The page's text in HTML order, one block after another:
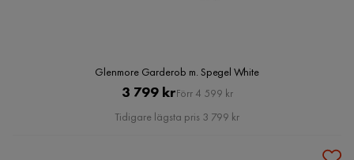
Glenmore Garderob m. Spegel White
Pris
3 799 krOriginal
Pris
Förr 4 599 kr
Tidigare lägsta pris 3 799 kr